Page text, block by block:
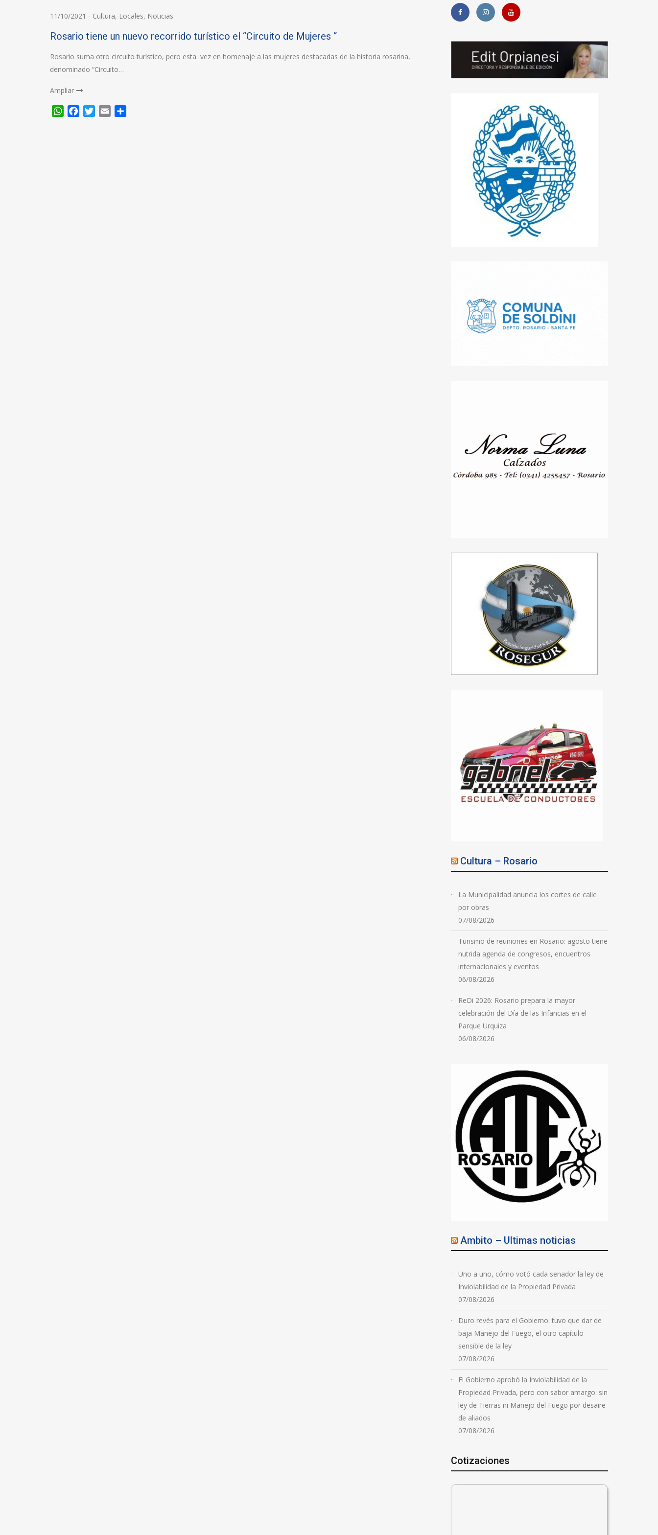
11/10/2021 - Cultura, Locales, Noticias
Rosario tiene un nuevo recorrido turístico el “Circuito de Mujeres “
Rosario suma otro circuito turístico, pero esta vez en homenaje a las mujeres destacadas de la historia rosarina,
denominado “Circuito…
Ampliar
WhatsApp
FacebookTwitter
Email
Cultura – Rosario
La Municipalidad anuncia los cortes de calle
por obras
07/08/2026
Turismo de reuniones en Rosario: agosto tiene
nutrida agenda de congresos, encuentros
internacionales y eventos
06/08/2026
ReDi 2026: Rosario prepara la mayor
celebración del Día de las Infancias en el
Parque Urquiza
06/08/2026
Ambito – Ultimas noticias
Uno a uno, cómo votó cada senador la ley de
Inviolabilidad de la Propiedad Privada
07/08/2026
Duro revés para el Gobierno: tuvo que dar de
baja Manejo del Fuego, el otro capítulo
sensible de la ley
07/08/2026
El Gobierno aprobó la Inviolabilidad de la
Propiedad Privada, pero con sabor amargo: sin
ley de Tierras ni Manejo del Fuego por desaire
de aliados
07/08/2026
Cotizaciones